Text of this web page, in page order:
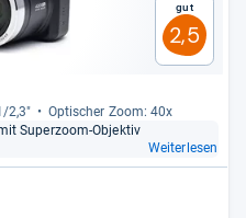
Gut
2,5
2,3"
Opti­scher Zoom: 40x
Super­zoom-​Objek­tiv
Weiterlesen